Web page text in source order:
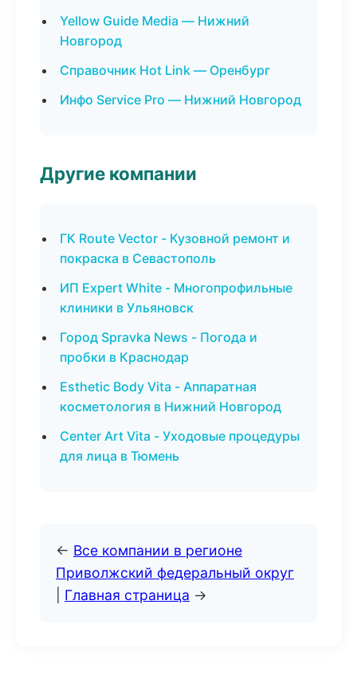
Yellow Guide Media — Нижний
Новгород
Справочник Hot Link — Оренбург
Инфо Service Pro — Нижний Новгород
Другие компании
ГК Route Vector - Кузовной ремонт и
покраска в Севастополь
ИП Expert White - Многопрофильные
клиники в Ульяновск
Город Spravka News - Погода и
пробки в Краснодар
Esthetic Body Vita - Аппаратная
косметология в Нижний Новгород
Center Art Vita - Уходовые процедуры
для лица в Тюмень
← Все компании в регионе
Приволжский федеральный округ
Главная страница →